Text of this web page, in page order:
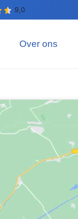
Over ons